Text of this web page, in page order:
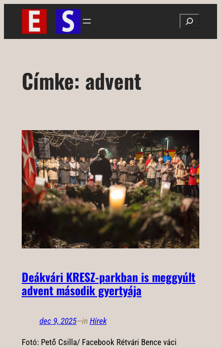
Ugrás
tartalomhoz
Search
Címke: advent
Deákvári KRESZ-parkban is meggyúlt
advent második gyertyája
dec 9, 2025—in Hírek
Fotó: Pető Csilla/ Facebook Rétvári Bence váci